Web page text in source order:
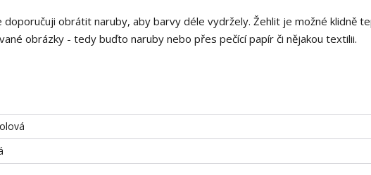
doporučuji obrátit naruby, aby barvy déle vydržely. Žehlit je možné klidně
obrázky - tedy buďto naruby nebo přes pečící papír či nějakou textilii.